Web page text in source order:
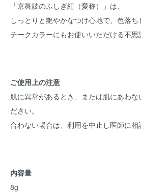
「京舞妓のふしぎ紅（愛称）」は、
しっとりと艶やかなつけ心地で、色落ち
チークカラーにもお使いいただける不思
ご使用上の注意
肌に異常があるとき、または肌にあわな
ださい。
合わない場合は、利用を中止し医師に相
内容量
8g